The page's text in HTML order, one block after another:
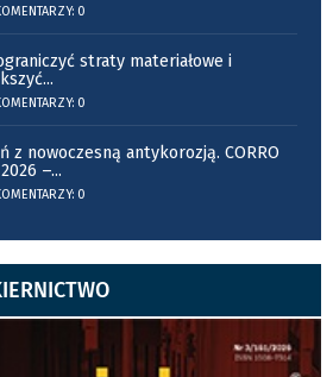
0
straty materiałowe i
...
0
z nowoczesną antykorozją. CORRO
2026 –...
0